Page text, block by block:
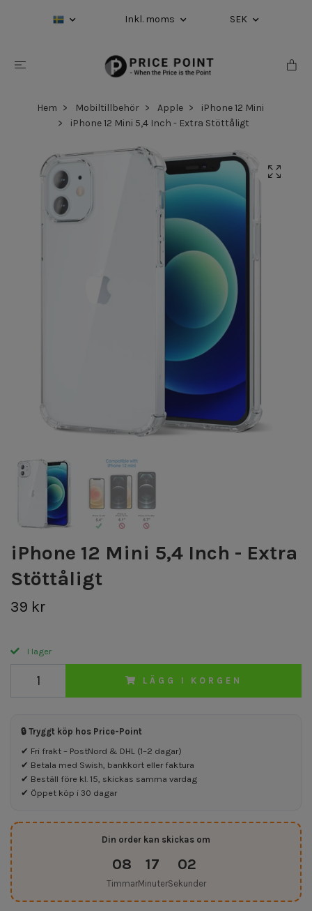
Inkl. moms SEK
Hem Mobiltillbehör Apple
iPhone 12 Mini
iPhone 12 Mini 5,4 Inch - Extra Stöttåligt
iPhone 12 Mini 5,4 Inch - Extra
Stöttåligt
39 kr
I lager
LÄGG I KORGEN
🔒 Tryggt köp hos Price-Point
✔ Fri frakt – PostNord & DHL (1–2 dagar)
✔ Betala med Swish, bankkort eller faktura
✔ Beställ före kl. 15, skickas samma vardag
✔ Öppet köp i 30 dagar
Din order kan skickas om
08
Timmar
17
Minuter
02
Sekunder